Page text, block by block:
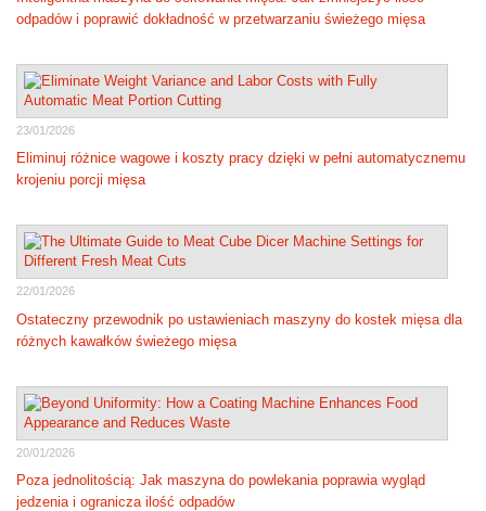
odpadów i poprawić dokładność w przetwarzaniu świeżego mięsa
23/01/2026
Eliminuj różnice wagowe i koszty pracy dzięki w pełni automatycznemu
krojeniu porcji mięsa
22/01/2026
Ostateczny przewodnik po ustawieniach maszyny do kostek mięsa dla
różnych kawałków świeżego mięsa
20/01/2026
Poza jednolitością: Jak maszyna do powlekania poprawia wygląd
jedzenia i ogranicza ilość odpadów